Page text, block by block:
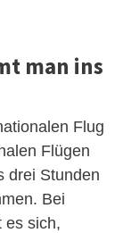
man ins
Flug
Flügen
drei Stunden
Bei
es sich,